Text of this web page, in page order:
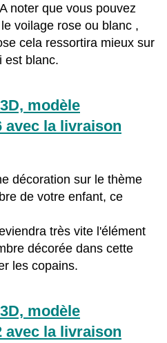
noter que vous pouvez
voilage rose ou blanc ,
cela ressortira mieux sur
est blanc.
modèle
avec la livraison
décoration sur le thème
de votre enfant, ce
très vite l'élément
décorée dans cette
les copains.
modèle
avec la livraison